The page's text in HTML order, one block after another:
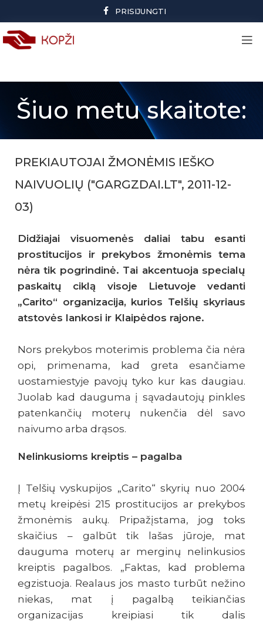
PRISIJUNGTI
Šiuo metu skaitote:
PREKIAUTOJAI ŽMONĖMIS IEŠKO
NAIVUOLIŲ ("GARGZDAI.LT", 2011-12-
03)
Didžiajai visuomenės daliai tabu esanti
prostitucijos ir prekybos žmonėmis tema
nėra tik pogrindinė. Tai akcentuoja specialų
paskaitų ciklą visoje Lietuvoje vedanti
„Carito“ organizacija, kurios Telšių skyriaus
atstovės lankosi ir Klaipėdos rajone.
Nors prekybos moterimis problema čia nėra
opi, primenama, kad greta esančiame
uostamiestyje pavojų tyko kur kas daugiau.
Juolab kad dauguma į sąvadautojų pinkles
patenkančių moterų nukenčia dėl savo
naivumo arba drąsos.
Nelinkusioms kreiptis – pagalba
Į Telšių vyskupijos „Carito“ skyrių nuo 2004
metų kreipėsi 215 prostitucijos ar prekybos
žmonėmis aukų. Pripažįstama, jog toks
skaičius – galbūt tik lašas jūroje, mat
dauguma moterų ar merginų nelinkusios
kreiptis pagalbos. „Faktas, kad problema
egzistuoja. Realaus jos masto turbūt nežino
niekas, mat į pagalbą teikiančias
organizacijas kreipiasi tik dalis